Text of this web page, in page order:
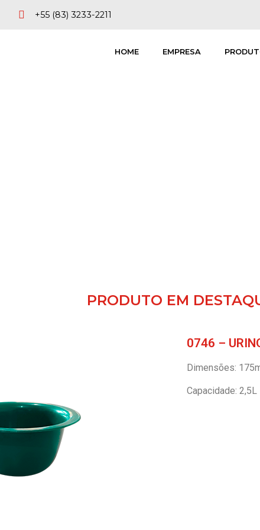
+55 (83) 3233-2211
HOME EMPRESA
PRODUTO EM
0746 –
Dimensões:
Capacidade: 2,5L